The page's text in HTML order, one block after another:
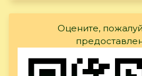
Оцените,